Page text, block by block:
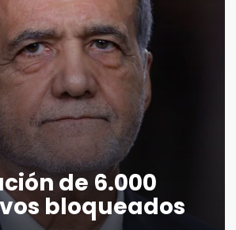
de 6.000
bloqueados